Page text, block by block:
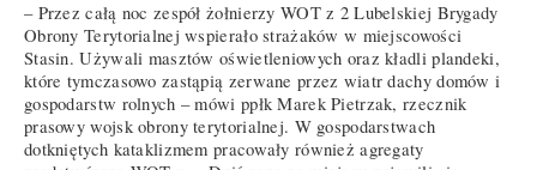
– Przez całą noc zespół żołnierzy WOT z 2 Lubelskiej Brygady
Obrony Terytorialnej wspierało strażaków w miejscowości
Stasin. Używali masztów oświetleniowych oraz kładli plandeki,
które tymczasowo zastąpią zerwane przez wiatr dachy domów i
gospodarstw rolnych – mówi ppłk Marek Pietrzak, rzecznik
prasowy wojsk obrony terytorialnej. W gospodarstwach
dotkniętych kataklizmem pracowały również agregaty